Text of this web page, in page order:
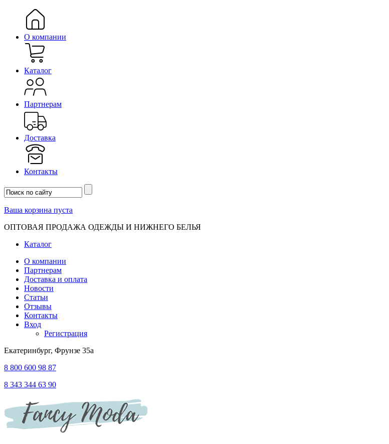
О компании
Каталог
Партнерам
Доставка
Контакты
Ваша корзина пуста
ОПТОВАЯ ПРОДАЖА ОДЕЖДЫ И НИЖНЕГО БЕЛЬЯ
Каталог
О компании
Партнерам
Доставка и оплата
Новости
Статьи
Отзывы
Контакты
Вход
Регистрация
Екатеринбург, Фрунзе 35а
8 800 600 98 87
8 343 344 63 90